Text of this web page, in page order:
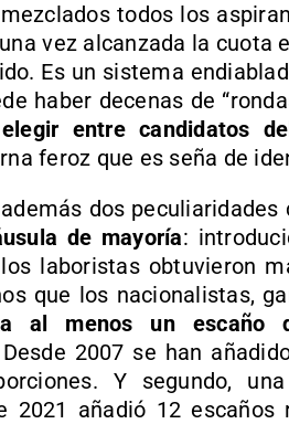
todos los
vez alcanzada la
Es un sistema
haber decenas de
elegir entre candidatos
feroz que es seña de
dos
de mayoría:
laboristas obtuvieron
que los nacionalistas,
al menos un escaño
2007 se han
Y segundo, una
2021 añadió 12